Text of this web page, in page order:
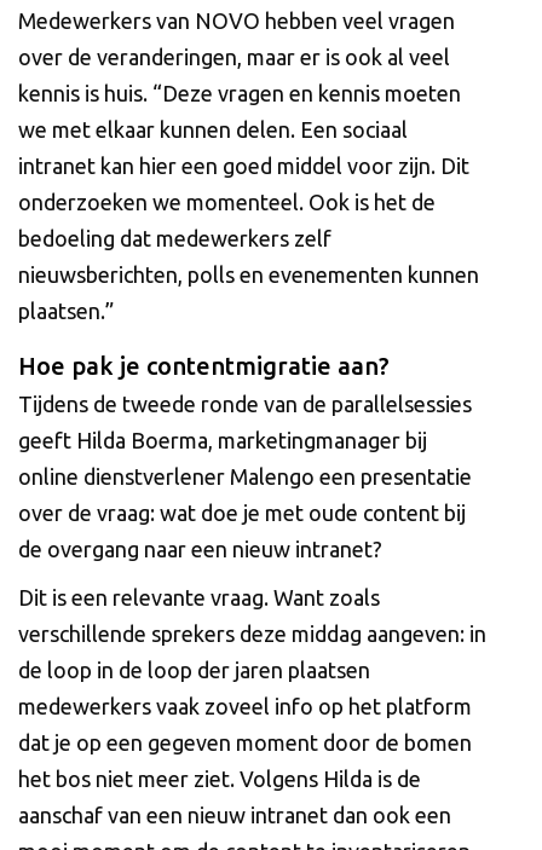
Medewerkers van NOVO hebben veel vragen
over de veranderingen, maar er is ook al veel
kennis is huis. “Deze vragen en kennis moeten
we met elkaar kunnen delen. Een sociaal
intranet kan hier een goed middel voor zijn. Dit
onderzoeken we momenteel. Ook is het de
bedoeling dat medewerkers zelf
nieuwsberichten, polls en evenementen kunnen
plaatsen.”
Hoe pak je contentmigratie aan?
Tijdens de tweede ronde van de parallelsessies
geeft Hilda Boerma, marketingmanager bij
online dienstverlener Malengo een presentatie
over de vraag: wat doe je met oude content bij
de overgang naar een nieuw intranet?
Dit is een relevante vraag. Want zoals
verschillende sprekers deze middag aangeven: in
de loop in de loop der jaren plaatsen
medewerkers vaak zoveel info op het platform
dat je op een gegeven moment door de bomen
het bos niet meer ziet. Volgens Hilda is de
aanschaf van een nieuw intranet dan ook een